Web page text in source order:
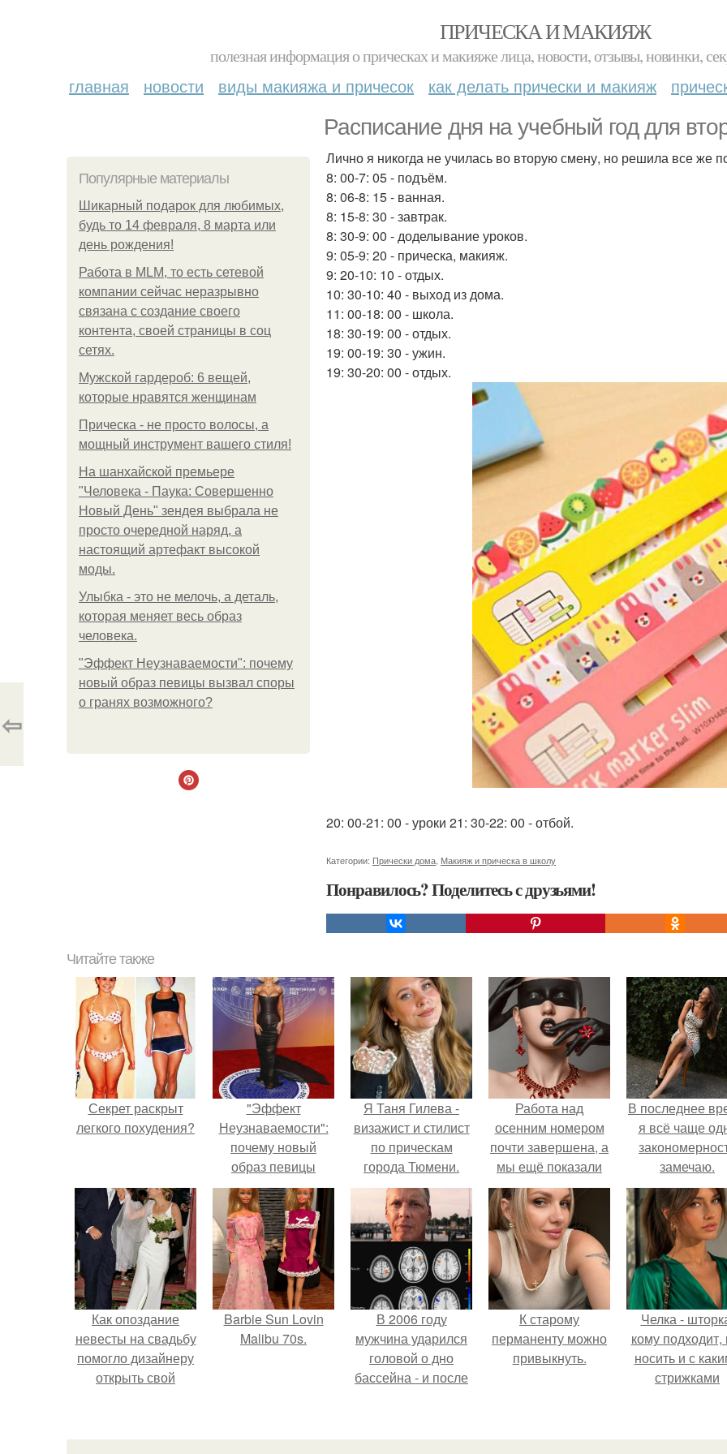
ПРИЧЕСКА И МАКИЯЖ
полезная информация о прическах и макияже лица, новости, отзывы, новинки,
главная новости виды макияжа и причесок как делать прически и макияж
Расписание дня на учебный год для
Популярные материалы
Шикарный подарок для любимых,
будь то 14 февраля, 8 марта или
день рождения!
Работа в MLM, то есть сетевой
компании сейчас неразрывно
связана с создание своего
контента, своей страницы в соц
сетях.
Мужской гардероб: 6 вещей,
которые нравятся женщинам
Прическа - не просто волосы, а
мощный инструмент вашего стиля!
На шанхайской премьере
"Человека - Паука: Совершенно
Новый День" зендея выбрала не
просто очередной наряд, а
настоящий артефакт высокой
моды.
Улыбка - это не мелочь, а деталь,
которая меняет весь образ
человека.
"Эффект Неузнаваемости": почему
новый образ певицы вызвал споры
о гранях возможного?
Лично я никогда не училась во вторую смену, но решила все же
8: 00-7: 05 - подъём.
8: 06-8: 15 - ванная.
8: 15-8: 30 - завтрак.
8: 30-9: 00 - доделывание уроков.
9: 05-9: 20 - прическа, макияж.
9: 20-10: 10 - отдых.
10: 30-10: 40 - выход из дома.
11: 00-18: 00 - школа.
18: 30-19: 00 - отдых.
19: 00-19: 30 - ужин.
19: 30-20: 00 - отдых.
20: 00-21: 00 - уроки 21: 30-22: 00 - отбой.
Категории: Прически дома Макияж и прическа в школу
Понравилось? Поделитесь с друзьями!
⇦
Читайте также
Секрет раскрыт
легкого похудения?
"Эффект
Неузнаваемости":
почему новый
образ певицы
вызвал споры о
гранях
возможного?
Я Таня Гилева -
визажист и стилист
по прическам
города Тюмени.
Работа над
осенним номером
почти завершена, а
мы ещё показали
не всю красоту из
летнего!
В последнее
я всё чаще
замечаю.
Как опоздание
невесты на свадьбу
помогло дизайнеру
открыть свой
Barbie Sun Lovin
Malibu 70s.
В 2006 году
мужчина ударился
головой о дно
бассейна - и после
странным образом.
К старому
перманенту можно
привыкнуть.
Челка -
кому подходит,
носить и с
стрижками